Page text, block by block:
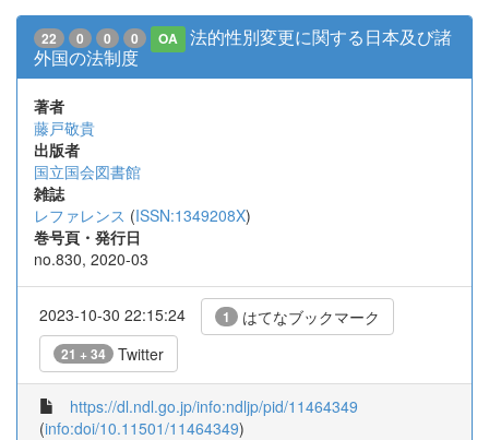
22 0 0 0 OA
法的性別変更に関する日本及び諸
外国の法制度
著者
藤戸敬貴
出版者
国立国会図書館
雑誌
レファレンス (ISSN:1349208X)
巻号頁・発行日
no.830, 2020-03
2023-10-30 22:15:24 1 はてなブックマーク
21 + 34 Twitter
https://dl.ndl.go.jp/info:ndljp/pid/11464349
(info:doi/10.11501/11464349)